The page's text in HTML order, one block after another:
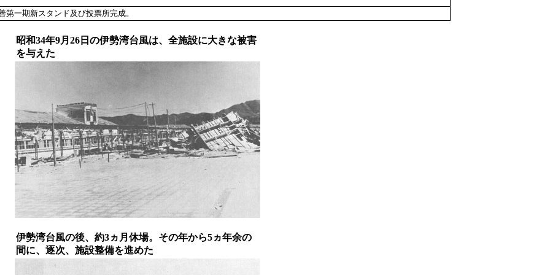
第一期新スタンド及び投票所完成。
昭和34年9月26日の伊勢湾台風は、全施設に大きな被害
を与えた
伊勢湾台風の後、約3ヵ月休場。その年から5ヵ年余の
間に、逐次、施設整備を進めた